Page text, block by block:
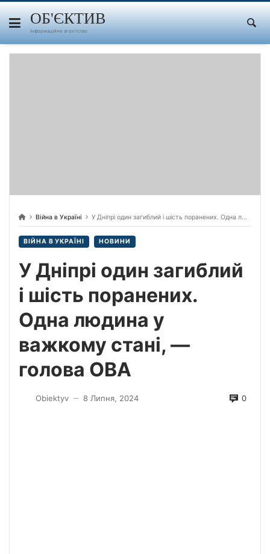
Skip
content ОБ'ЄКТИВ
Інформаційне агентство
Війна в Україні У Дніпрі один загиблий і шість поранених. Одна людина у важкому стані, — голова ОВА
ВІЙНА В УКРАЇНІ НОВИНИ
У Дніпрі один загиблий
і шість поранених.
Одна людина у
важкому стані, —
голова ОВА
Obiektyv — 8 Липня, 2024 0